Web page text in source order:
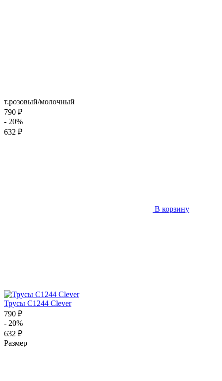
т.розовый/молочный
790 ₽
- 20%
632 ₽
В корзину
Трусы C1244 Clever
790 ₽
- 20%
632 ₽
Размер